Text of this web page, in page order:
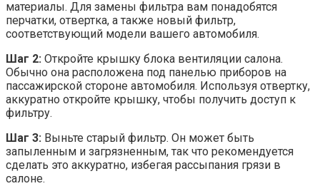
материалы. Для замены фильтра вам понадобятся
перчатки, отвертка, а также новый фильтр,
соответствующий модели вашего автомобиля.
Шаг 2: Откройте крышку блока вентиляции салона.
Обычно она расположена под панелью приборов на
пассажирской стороне автомобиля. Используя отвертку,
аккуратно откройте крышку, чтобы получить доступ к
фильтру.
Шаг 3: Выньте старый фильтр. Он может быть
запыленным и загрязненным, так что рекомендуется
сделать это аккуратно, избегая рассыпания грязи в
салоне.